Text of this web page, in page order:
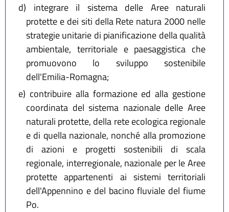
d) integrare il sistema delle Aree naturali
protette e dei siti della Rete natura 2000 nelle
strategie unitarie di pianificazione della qualità
ambientale, territoriale e paesaggistica che
promuovono lo sviluppo sostenibile
dell'Emilia-Romagna;
e) contribuire alla formazione ed alla gestione
coordinata del sistema nazionale delle Aree
naturali protette, della rete ecologica regionale
e di quella nazionale, nonché alla promozione
di azioni e progetti sostenibili di scala
regionale, interregionale, nazionale per le Aree
protette appartenenti ai sistemi territoriali
dell'Appennino e del bacino fluviale del fiume
Po.